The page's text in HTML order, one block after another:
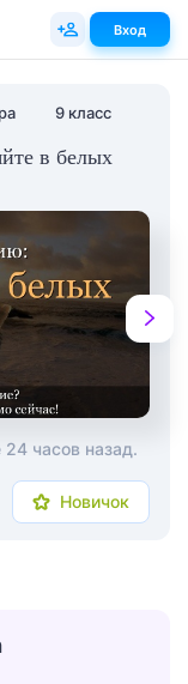
9 класс
в белых
часов назад.
Новичок
Вход